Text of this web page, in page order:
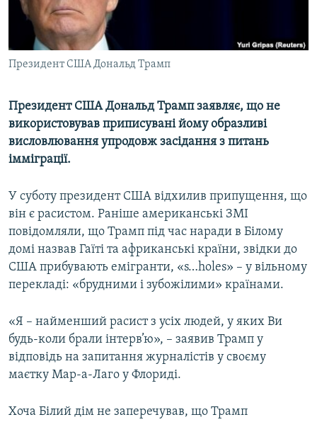
ВІДЕОУРОКИ «ELIFBE»
СВІДЧЕННЯ ОКУПАЦІЇ
УКРАЇНСЬКА ПРОБЛЕМА КРИМУ
Русский
Qırımtatar
Усі сайти RFE/RL
Президент США Дональд Трамп
Президент США Дональд Трамп заявляє, що не
використовував приписувані йому образливі
висловлювання упродовж засідання з питань
імміграції.
У суботу президент США відхилив припущення, що
він є расистом. Раніше американські ЗМІ
повідомляли, що Трамп під час наради в Білому
домі назвав Гаїті та африканські країни, звідки до
США прибувають емігранти, «s…holes» – у вільному
перекладі: «брудними і зубожілими» країнами.
«Я – найменший расист з усіх людей, у яких Ви
будь-коли брали інтерв’ю», – заявив Трамп у
відповідь на запитання журналістів у своєму
маєтку Мар-а-Лаго у Флориді.
Хоча Білий дім не заперечував, що Трамп